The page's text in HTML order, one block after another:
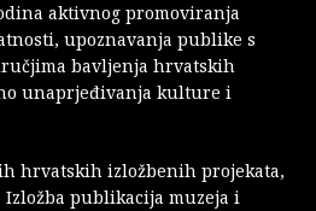
aktivnog promoviranja
upoznavanja publike s
bavljenja hrvatskih
unaprjeđivanja kulture i
hrvatskih izložbenih projekata,
Izložba publikacija muzeja i